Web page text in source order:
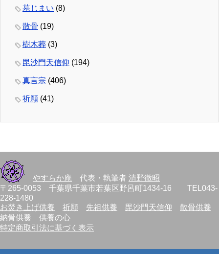
墓じまい (8)
散骨 (19)
樹木葬 (3)
毘沙門天信仰 (194)
真言宗 (406)
祈願 (41)
やすらか庵 代表・執筆者 清野徹昭
〒265-0053 千葉県千葉市若葉区野呂町1434-16 TEL043-
228-1480
お焚き上げ供養
祈願 先祖供養 毘沙門天信仰
散骨供養
納骨供養
供養の心
特定商取引法に基づく表示